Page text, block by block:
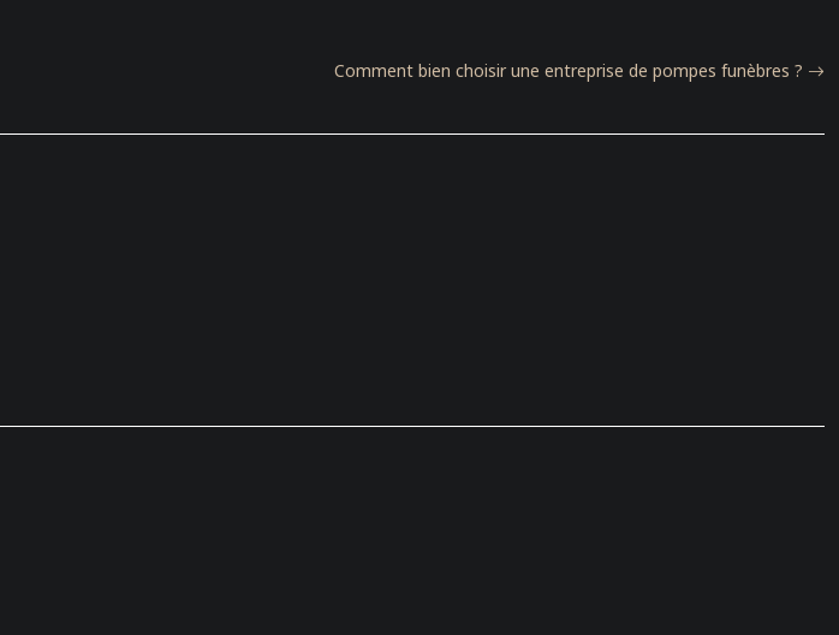
Comment bien choisir une entreprise de pompes funèbres ?